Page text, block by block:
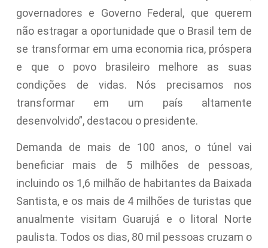
governadores e Governo Federal, que querem
não estragar a oportunidade que o Brasil tem de
se transformar em uma economia rica, próspera
e que o povo brasileiro melhore as suas
condições de vidas. Nós precisamos nos
transformar em um país altamente
desenvolvido”, destacou o presidente.
Demanda de mais de 100 anos, o túnel vai
beneficiar mais de 5 milhões de pessoas,
incluindo os 1,6 milhão de habitantes da Baixada
Santista, e os mais de 4 milhões de turistas que
anualmente visitam Guarujá e o litoral Norte
paulista. Todos os dias, 80 mil pessoas cruzam o